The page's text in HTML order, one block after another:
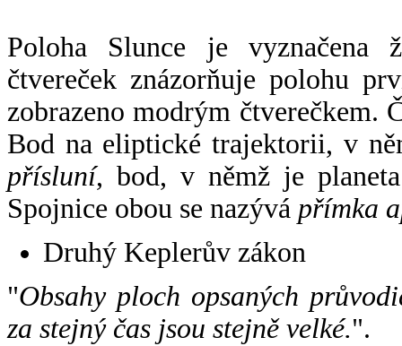
Poloha Slunce je vyznačena
čtvereček znázorňuje polohu
zobrazeno modrým čtverečkem.
Bod na eliptické trajektorii, v
přísluní, bod, v němž je
Spojnice obou se nazývá přímka
Druhý Keplerův zákon
"Obsahy ploch opsaných
za stejný čas jsou stejně velké.".